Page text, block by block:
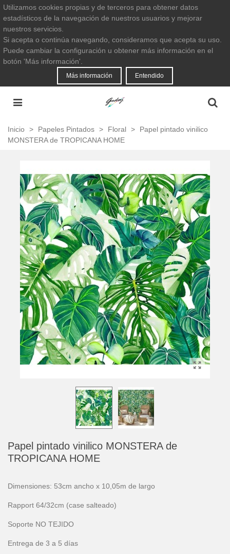
Utilizamos cookies propias y de terceros para obtener datos
estadísticos de la navegación de nuestros usuarios y mejorar
nuestros servicios.
Si acepta o continúa navegando, consideramos que acepta su uso.
Puede cambiar la configuración u obtener más información en el
botón 'Más información'.
Más información Entendido
Inicio > Papeles Pintados > Floral >
Papel pintado vinilico
MONSTERA de TROPICANA HOME
Papel pintado vinilico MONSTERA de
TROPICANA HOME
Dimensiones: 53cm ancho x 10,05m de largo
Rapport 64/32cm (case salteado)
Soporte NO TEJIDO
Entrega de 3 a 5 días